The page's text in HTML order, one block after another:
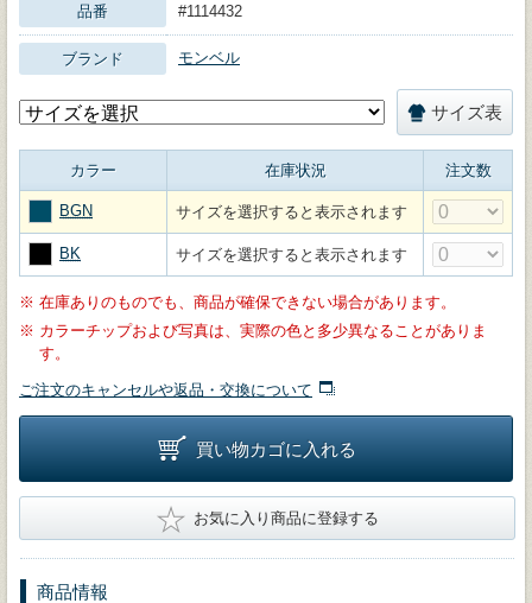
品番 #1114432
ブランド モンベル
サイズ表
カラー 在庫状況 注文数
BGN サイズを選択すると表示されます
BK サイズを選択すると表示されます
※ 在庫ありのものでも、商品が確保できない場合があります。
※ カラーチップおよび写真は、実際の色と多少異なることがありま
す。
ご注文のキャンセルや返品・交換について
買い物カゴに入れる
★ お気に入り商品に登録する
商品情報